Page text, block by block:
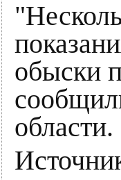
обыски
области.